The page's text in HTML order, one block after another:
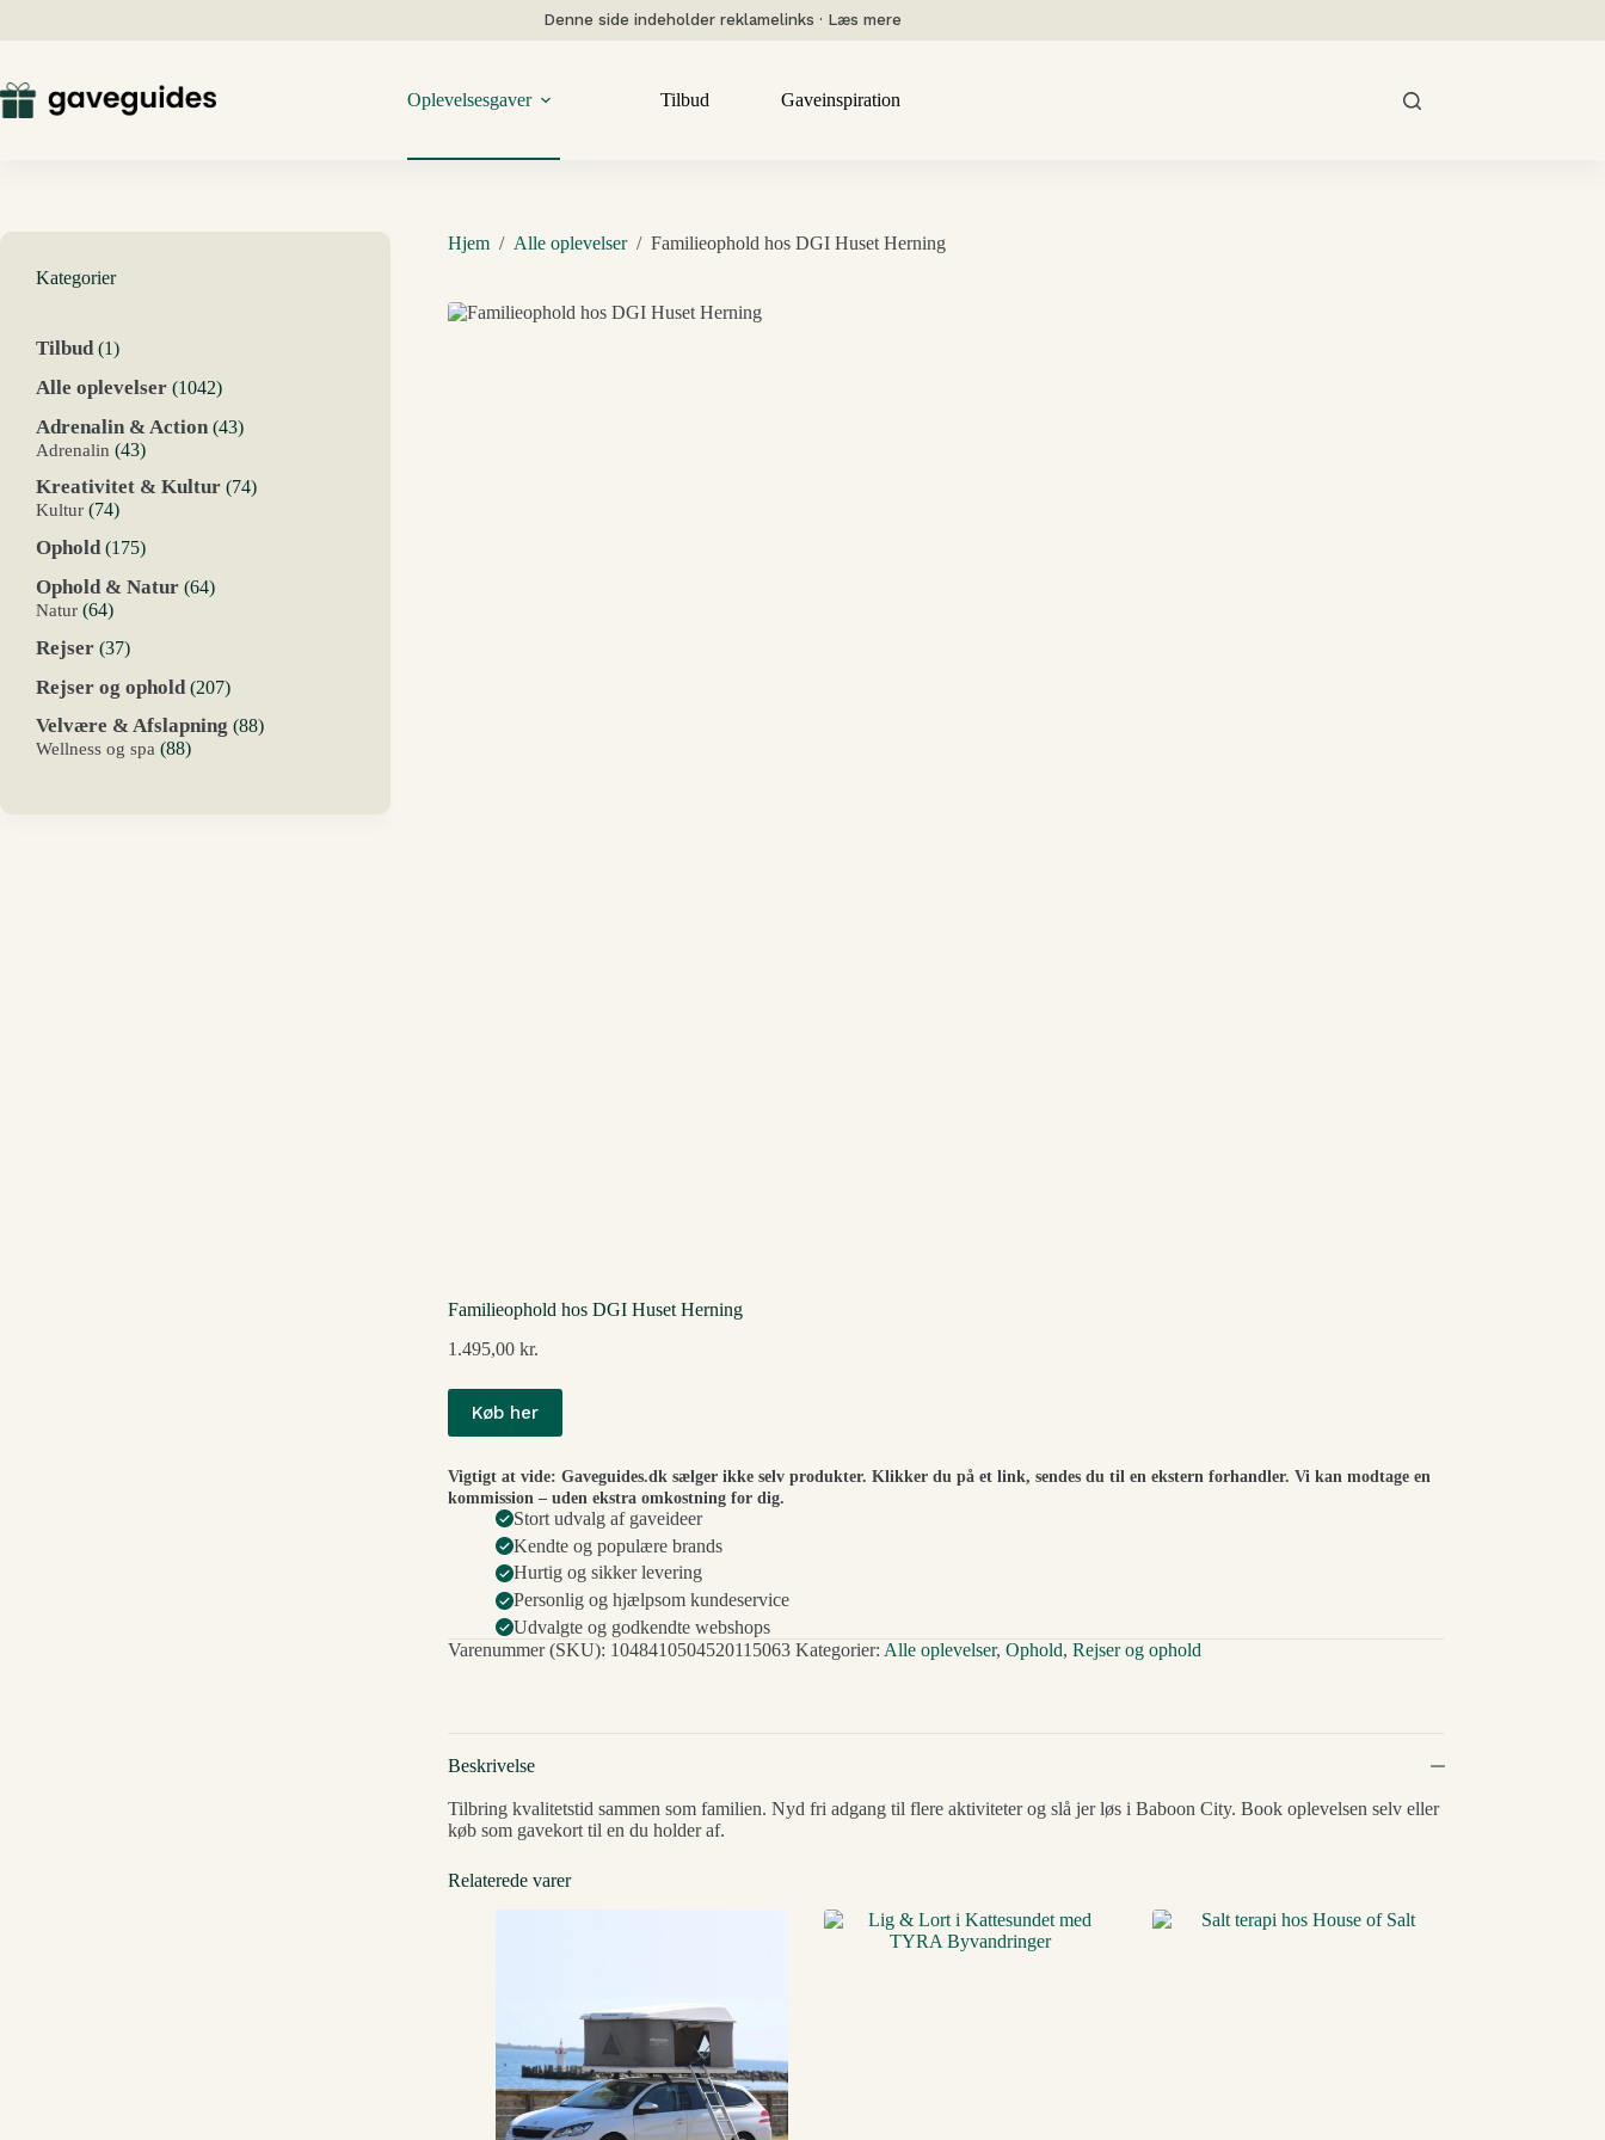
Denne side indeholder reklamelinks · Læs mere
Oplevelsesgaver Tilbud Gaveinspiration
Hjem / Alle oplevelser / Familieophold hos DGI Huset Herning
Familieophold hos DGI Huset Herning
1.495,00 kr.
Køb her
Vigtigt at vide: Gaveguides.dk sælger ikke selv produkter. Klikker du på et link, sendes du til en ekstern forhandler. Vi kan modtage en
kommission – uden ekstra omkostning for dig.
Stort udvalg af gaveideer
Kendte og populære brands
Hurtig og sikker levering
Personlig og hjælpsom kundeservice
Udvalgte og godkendte webshops
Varenummer (SKU): 1048410504520115063 Kategorier: Alle oplevelser, Ophold, Rejser og ophold
Beskrivelse
Tilbring kvalitetstid sammen som familien. Nyd fri adgang til flere aktiviteter og slå jer løs i Baboon City. Book oplevelsen selv eller
køb som gavekort til en du holder af.
Relaterede varer
Kategorier
Tilbud 11
Alle oplevelser 10421042
Adrenalin & Action 4343
Adrenalin 4343
Kreativitet & Kultur 7474
Kultur 7474
Ophold 175175
Ophold & Natur 6464
Natur 6464
Rejser 3737
Rejser og ophold 207207
Velvære & Afslapning 8888
Wellness og spa 8888